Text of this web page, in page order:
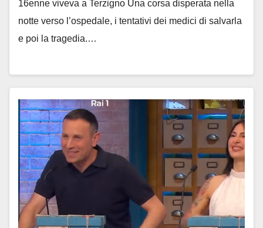
16enne viveva a Terzigno Una corsa disperata nella
notte verso l’ospedale, i tentativi dei medici di salvarla
e poi la tragedia.…